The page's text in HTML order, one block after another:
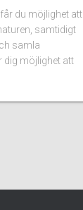
du möjlighet att
samtidigt
samla
dig möjlighet att